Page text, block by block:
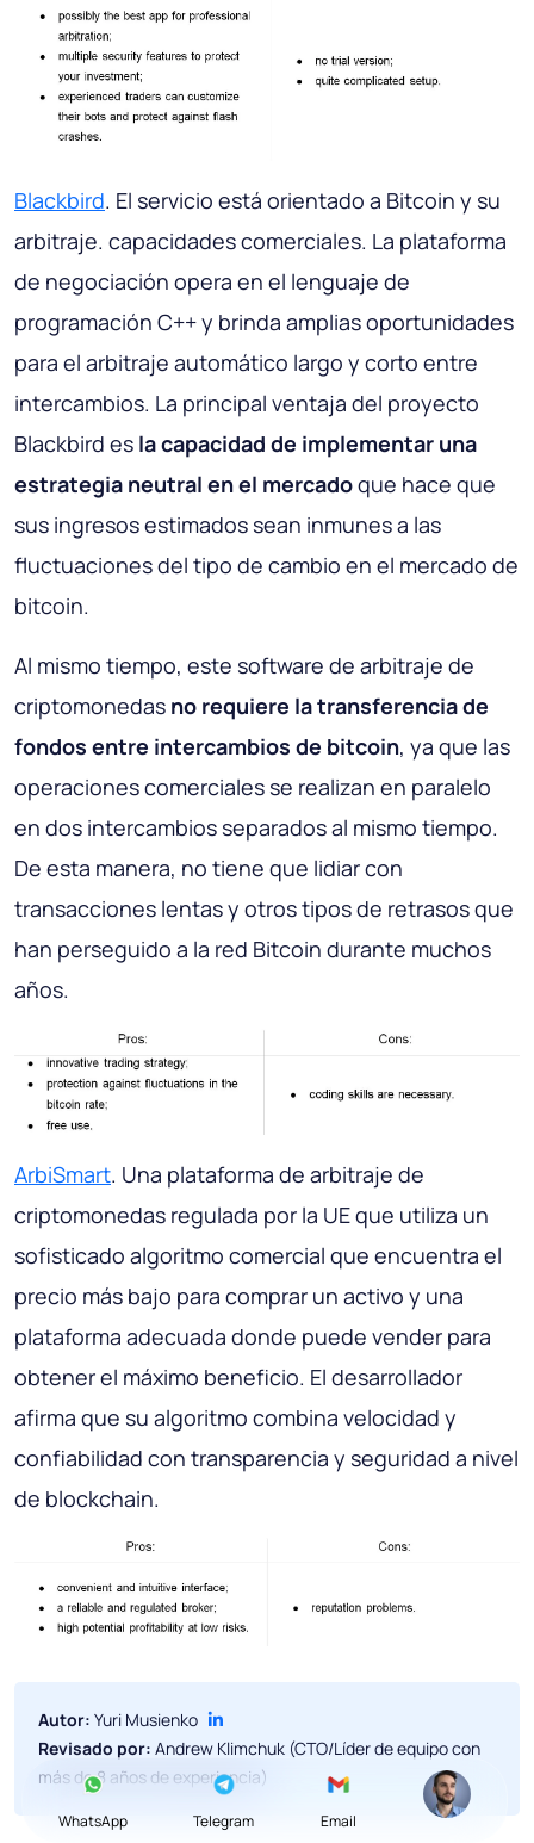
Blackbird. El servicio está orientado a Bitcoin y su
arbitraje. capacidades comerciales. La plataforma
de negociación opera en el lenguaje de
programación C++ y brinda amplias oportunidades
para el arbitraje automático largo y corto entre
intercambios. La principal ventaja del proyecto
Blackbird es la capacidad de implementar una
estrategia neutral en el mercadoque hace que
sus ingresos estimados sean inmunes a las
fluctuaciones del tipo de cambio en el mercado de
bitcoin.
Al mismo tiempo, este software de arbitraje de
criptomonedas no requiere la transferencia de
fondos entre intercambios de bitcoin, ya que las
operaciones comerciales se realizan en paralelo
en dos intercambios separados al mismo tiempo.
De esta manera, no tiene que lidiar con
transacciones lentas y otros tipos de retrasos que
han perseguido a la red Bitcoin durante muchos
años.
ArbiSmart. Una plataforma de arbitraje de
criptomonedas regulada por la UE que utiliza un
sofisticado algoritmo comercial que encuentra el
precio más bajo para comprar un activo y una
plataforma adecuada donde puede vender para
obtener el máximo beneficio. El desarrollador
afirma que su algoritmo combina velocidad y
confiabilidad con transparencia y seguridad a nivel
de blockchain.
Autor: Yuri Musienko
Revisado por: Andrew Klimchuk (CTO/Líder de equipo con
más de 8 años de experiencia)
WhatsApp Telegram Email